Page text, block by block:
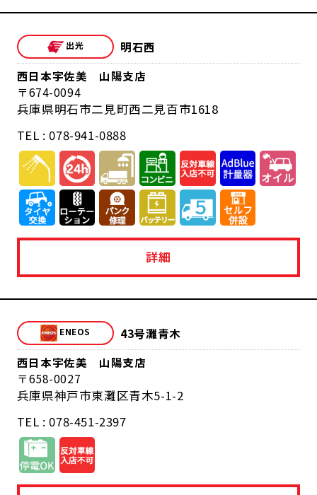
明石西
西日本宇佐美 山陽支店
674-0094
兵庫県明石市二見町西二見百市1618
TEL : 078-941-0888
詳細
43号灘青木
西日本宇佐美 山陽支店
658-0027
兵庫県神戸市東灘区青木5-1-2
TEL : 078-451-2397